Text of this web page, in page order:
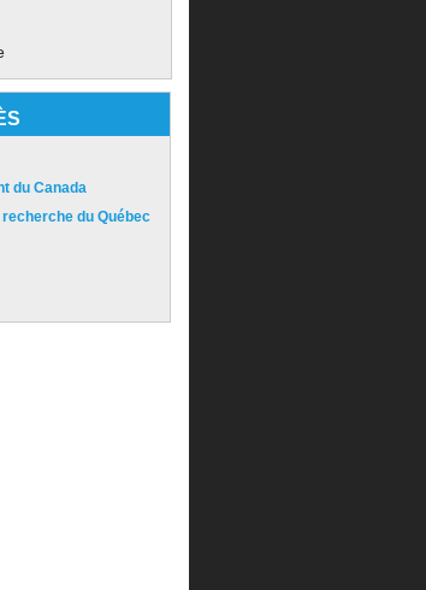
du Canada
du Québec